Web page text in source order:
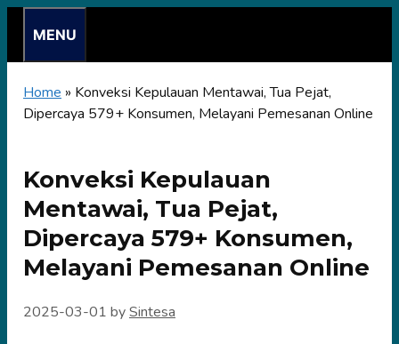
content
MENU
Home » Konveksi Kepulauan Mentawai, Tua Pejat,
Dipercaya 579+ Konsumen, Melayani Pemesanan Online
Konveksi Kepulauan
Mentawai, Tua Pejat,
Dipercaya 579+ Konsumen,
Melayani Pemesanan Online
2025-03-01 bySintesa